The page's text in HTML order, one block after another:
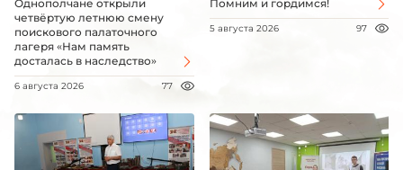
Однополчане открыли
четвёртую летнюю смену
поискового палаточного
лагеря «Нам память
досталась в наследство»
6 августа 2026 77
Помним и гордимся!
5 августа 2026 97